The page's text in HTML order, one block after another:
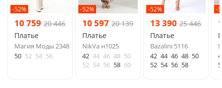
-52%
10 759 20 446
Платье
Магия Моды 2348
50 52 54 56
-52%
10 597 20 139
Платье
NikVa н1025
42 44 46 48 50
52 54 56 58 60
-52%
13 390 25 446
Платье
Bazalini 5116
42 44 46 48 50
52 54 56 58
-